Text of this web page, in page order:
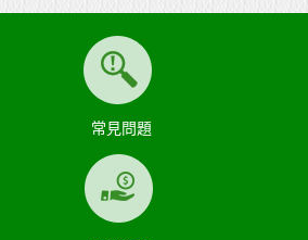
常見問題